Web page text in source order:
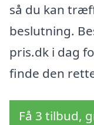
så du kan
beslutning.
pris.dk i dag
finde den
Få 3 tilbud,